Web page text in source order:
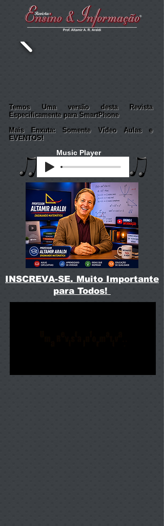
Temos Uma versão desta Revista
Especificamente para SmartPhone
Mais Enxuta: Somente Vídeo Aulas e
EVENTOS!
Music Player
INSCREVA-SE. Muito Importante
para Todos!